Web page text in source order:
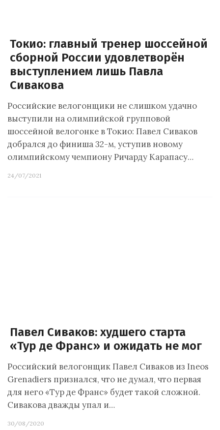
Токио: главный тренер шоссейной
сборной России удовлетворён
выступлением лишь Павла
Сивакова
Российские велогонщики не слишком удачно
выступили на олимпийской групповой
шоссейной велогонке в Токио: Павел Сиваков
добрался до финиша 32-м, уступив новому
олимпийскому чемпиону Ричарду Карапасу…
24/07/2021
Павел Сиваков: худшего старта
«Тур де Франс» и ожидать не мог
Российский велогонщик Павел Сиваков из Ineos
Grenadiers признался, что не думал, что первая
для него «Тур де Франс» будет такой сложной.
Сивакова дважды упал и…
30/08/2020